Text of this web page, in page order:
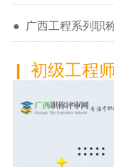
● 广西工程系列职
初级工程